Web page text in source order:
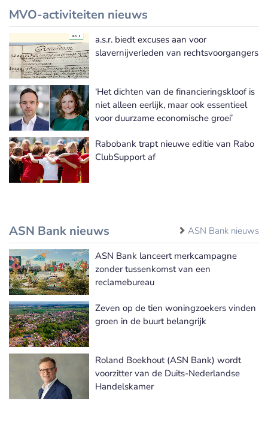
MVO-activiteiten nieuws
Meer MVO-activiteiten nieuws
a.s.r. biedt excuses aan voor
slavernijverleden van rechtsvoorgangers
‘Het dichten van de financieringskloof is
niet alleen eerlijk, maar ook essentieel
voor duurzame economische groei’
Rabobank trapt nieuwe editie van Rabo
ClubSupport af
ASN Bank nieuws ASN Bank nieuws
ASN Bank lanceert merkcampagne
zonder tussenkomst van een
reclamebureau
Zeven op de tien woningzoekers vinden
groen in de buurt belangrijk
Roland Boekhout (ASN Bank) wordt
voorzitter van de Duits-Nederlandse
Handelskamer